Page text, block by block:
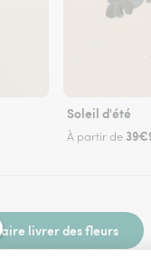
Soleil d'été
À partir de
Faire livrer des fleurs